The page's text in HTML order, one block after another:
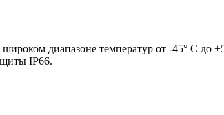
диапазоне температур от -45° C до
IP66.